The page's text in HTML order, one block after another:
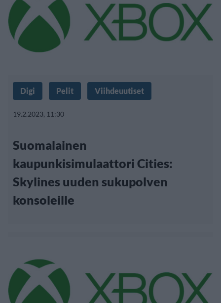
Digi Pelit Viihdeuutiset
19.2.2023, 11:30
Suomalainen
kaupunkisimulaattori Cities:
Skylines uuden sukupolven
konsoleille